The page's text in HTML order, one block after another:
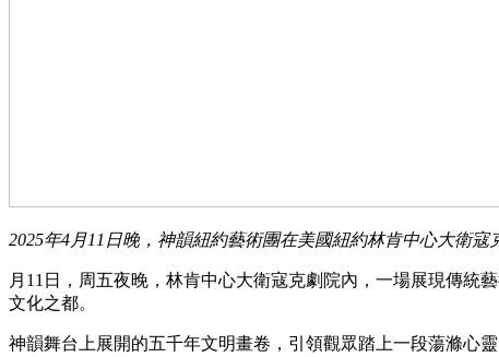
2025年4月11日晚，神韻紐約藝術團在美國紐約林肯中心大衛寇
月11日，周五夜晚，林肯中心大衛寇克劇院內，一場展現傳統
文化之都。
神韻舞台上展開的五千年文明畫卷，引領觀眾踏上一段蕩滌心